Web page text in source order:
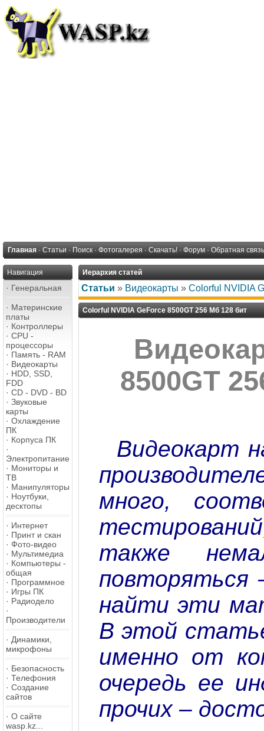
Главная · Статьи · Поиск · Фотогалерея · Скачать! · Форум · Обратная связь
Навигация
· Генеральная
· Материнские
платы
· Контроллеры
· CPU -
процессоры
· Память - RAM
· Видеокарты
· HDD, SSD,
FDD
· CD - DVD - BD
· Звуковые
карты
· Охлаждение
ПК
· Корпуса ПК
·
Электропитание
· Мониторы и
ТВ
· Манипуляторы
· Ноутбуки,
десктопы
· Интернет
· Принт и скан
· Фото-видео
· Мультимедиа
· Компьютеры -
общая
· Программное
· Игры ПК
· Радиодело
·
Производители
· Динамики,
микрофоны
· Безопасность
· Телефония
· Создание
сайтов
· О сайте
wasp.kz...
Иерархия статей
Статьи » Видеокарты » Colorful NVIDIA
Colorful NVIDIA GeForce 8500GT 256 Мб 128 бит
8500GT
Видеокарт
много,
также
повторяться
найти эти
В этой
именно от
очередь ее
прочих –